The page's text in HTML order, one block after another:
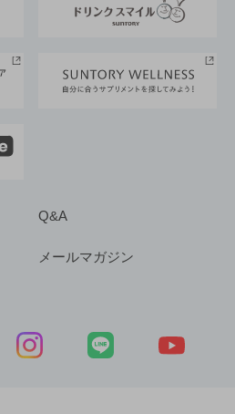
Q&A
メールマガジン